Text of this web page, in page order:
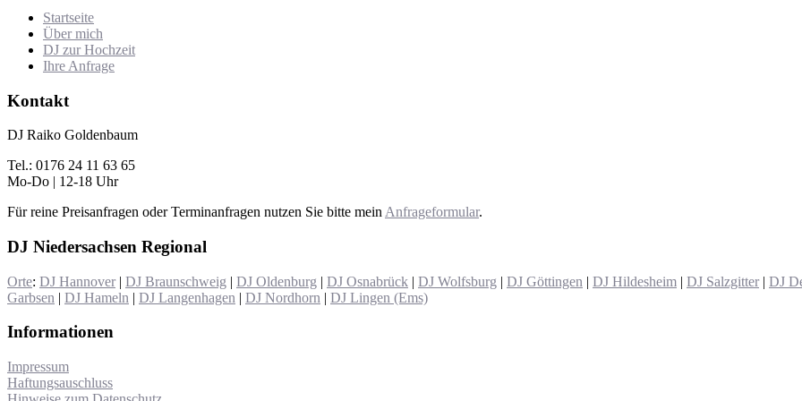
Startseite
Über mich
DJ zur Hochzeit
Ihre Anfrage
Kontakt
DJ Raiko Goldenbaum
Tel.: 0176 24 11 63 65
Mo-Do | 12-18 Uhr
Für reine Preisanfragen oder Terminanfragen nutzen Sie bitte mein Anfrageformular.
DJ Niedersachsen Regional
Orte: DJ Hannover | DJ Braunschweig | DJ Oldenburg | DJ Osnabrück | DJ Wolfsburg | DJ Göttingen | DJ Hildesheim | DJ Salzgitter | DJ
Garbsen | DJ Hameln | DJ Langenhagen | DJ Nordhorn | DJ Lingen (Ems)
Informationen
Impressum
Haftungsauschluss